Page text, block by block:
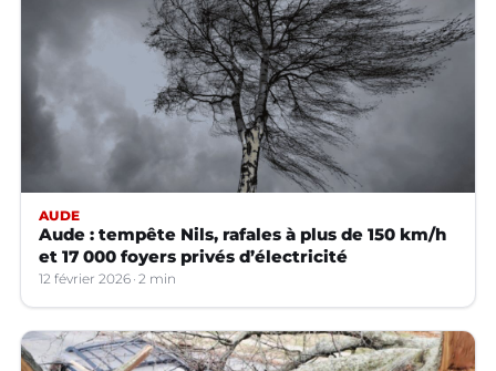
AUDE
Aude : tempête Nils, rafales à plus de 150 km/h
et 17 000 foyers privés d’électricité
12 février 2026 2 min